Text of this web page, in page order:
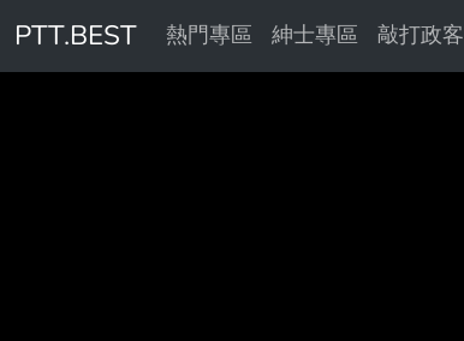
PTT.BEST 熱門專區 紳士專區 敲打政客